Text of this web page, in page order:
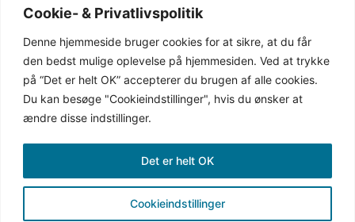
Cookie- & Privatlivspolitik
Denne hjemmeside bruger cookies for at sikre, at du får
den bedst mulige oplevelse på hjemmesiden. Ved at trykke
på “Det er helt OK” accepterer du brugen af alle cookies.
Du kan besøge "Cookieindstillinger", hvis du ønsker at
ændre disse indstillinger.
Cookieindstillinger
Det er helt OK
kan du gøre via formularen på Kontakt-siden.
Copyright © 2019-2026 Gingave | CVR: 38387162